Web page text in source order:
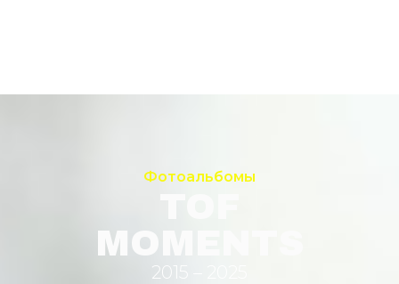
Фотоальбомы
MOMENTS
2015 – 2025